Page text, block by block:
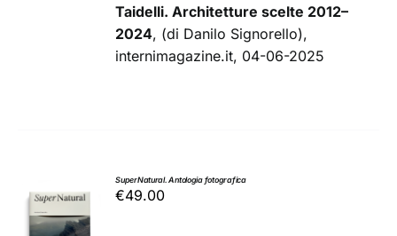
Taidelli. Architetture scelte 2012–
2024, (di Danilo Signorello),
internimagazine.it, 04-06-2025
AGGIUNGI
AL
SuperNatural. Antologia fotografica
€49.00